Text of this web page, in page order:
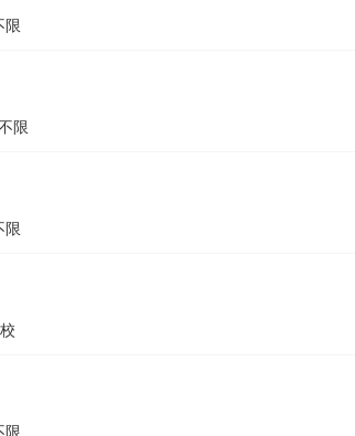
限
限
限
限